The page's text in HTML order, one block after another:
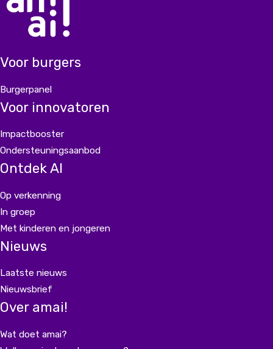
Voor burgers
Burgerpanel
Voor innovatoren
Impactbooster
Ondersteuningsaanbod
Ontdek AI
Op verkenning
In groep
Met kinderen en jongeren
Nieuws
Laatste nieuws
Nieuwsbrief
Over amai!
Wat doet amai?